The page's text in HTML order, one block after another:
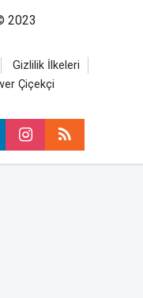
2023
Gizlilik İlkeleri
Çiçekçi